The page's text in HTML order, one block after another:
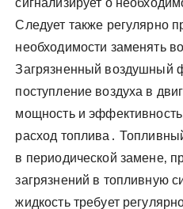
сигнализирует о
Следует также регулярно
необходимости заменять
Загрязненный воздушный
поступление воздуха в
мощность и
расход топлива․
в периодической замене‚
загрязнений в топливную
жидкость требует